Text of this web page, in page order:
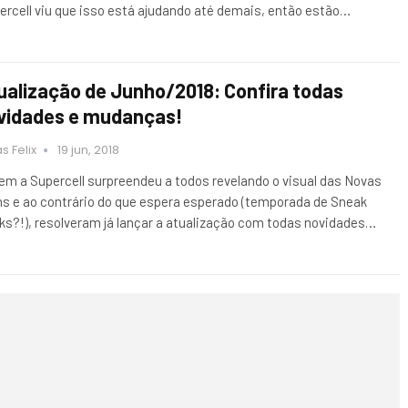
viu que isso está ajudando até demais, então estão…
de Junho/2018: Confira todas
e mudanças!
Felix 19 jun, 2018
a Supercell surpreendeu a todos revelando o visual das Novas
e ao contrário do que espera esperado (temporada de Sneak
resolveram já lançar a atualização com todas novidades…